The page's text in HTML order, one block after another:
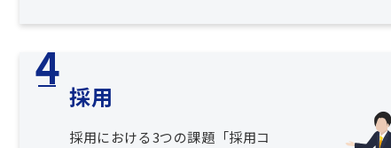
採用
採用における3つの課題「採用コ